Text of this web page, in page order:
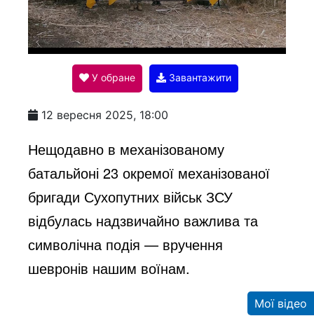
l
a
y
V
i
У обране Завантажити
12 вересня 2025, 18:00
Нещодавно в механізованому
батальйоні 23 окремої механізованої
бригади Сухопутних військ ЗСУ
відбулась надзвичайно важлива та
символічна подія — вручення
шевронів нашим воїнам.
Мої відео